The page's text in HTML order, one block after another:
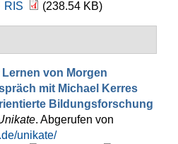
RIS (238.54 KB)
Lernen von Morgen
mit Michael Kerres
Bildungsforschung
. Abgerufen von
unikate/